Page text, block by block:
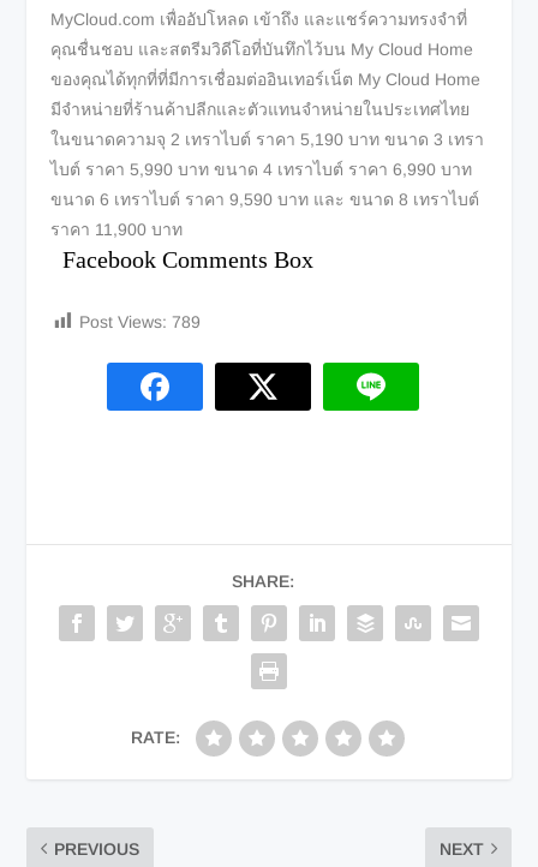
MyCloud.com เพื่ออัปโหลด เข้าถึง และแชร์ความทรงจำที่
คุณชื่นชอบ และสตรีมวิดีโอที่บันทึกไว้บน My Cloud Home
ของคุณได้ทุกที่ที่มีการเชื่อมต่ออินเทอร์เน็ต My Cloud Home
มีจำหน่ายที่ร้านค้าปลีกและตัวแทนจำหน่ายในประเทศไทย
ในขนาดความจุ 2 เทราไบต์ ราคา 5,190 บาท ขนาด 3 เทรา
ไบต์ ราคา 5,990 บาท ขนาด 4 เทราไบต์ ราคา 6,990 บาท
ขนาด 6 เทราไบต์ ราคา 9,590 บาท และ ขนาด 8 เทราไบต์
ราคา 11,900 บาท
Facebook Comments Box
Post Views: 789
SHARE:
RATE:
PREVIOUS NEXT